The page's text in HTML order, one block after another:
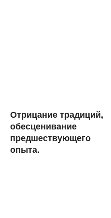
Отрицание традиций,
обесценивание
предшествующего
опыта.